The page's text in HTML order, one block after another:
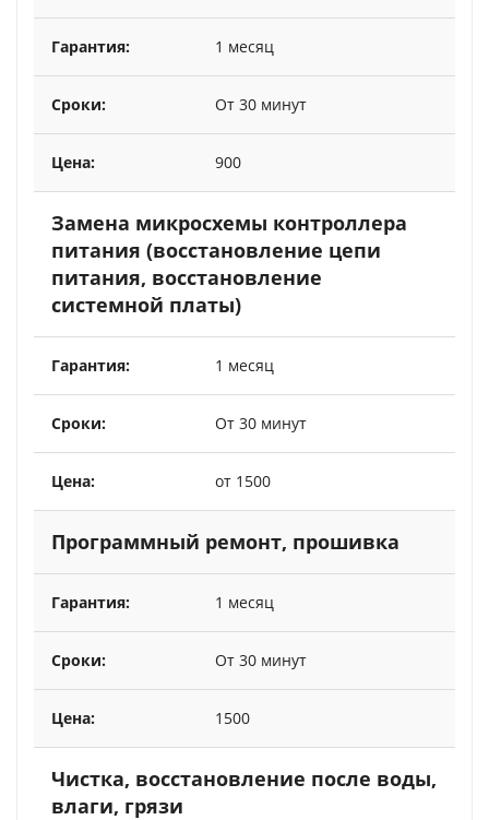
1 месяц
От 30 минут
900
Замена микросхемы контроллера
питания (восстановление цепи
питания, восстановление
системной платы)
1 месяц
От 30 минут
от 1500
Программный ремонт, прошивка
1 месяц
От 30 минут
1500
Чистка, восстановление после воды,
влаги, грязи